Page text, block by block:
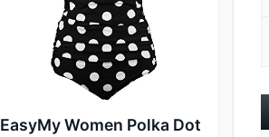
EasyMy Women Polka Dot